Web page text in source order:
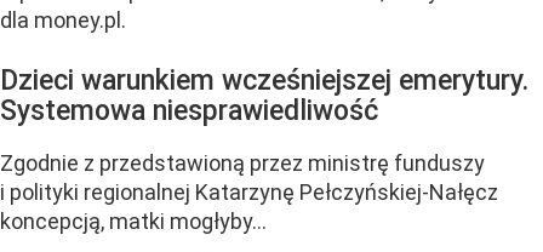
dla money.pl.
Dzieci warunkiem wcześniejszej emerytury.
Systemowa niesprawiedliwość
Zgodnie z przedstawioną przez ministrę funduszy
i polityki regionalnej Katarzynę Pełczyńskiej-Nałęcz
koncepcją, matki mogłyby...